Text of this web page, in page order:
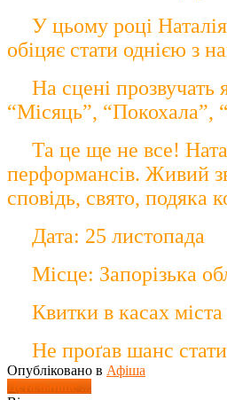
У цьому році
обіцяє стати однією з
На сцені прозвучать
“Місяць”, “Покохала”,
Та це ще не все!
перформансів. Живий
сповідь, свято, подяка
Дата: 25 листопада
Місце: Запорізька
Квитки в касах
Не проґав шанс
Опубліковано в Афіша
Детальніше ...